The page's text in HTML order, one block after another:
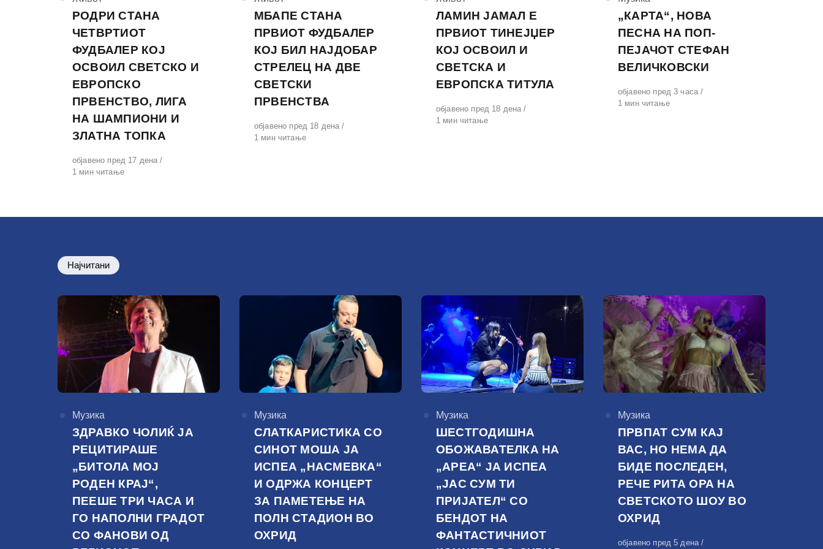
РОДРИ СТАНА
ЧЕТВРТИОТ
ФУДБАЛЕР КОЈ
ОСВОИЛ СВЕТСКО И
ЕВРОПСКО
ПРВЕНСТВО, ЛИГА
НА ШАМПИОНИ И
ЗЛАТНА ТОПКА
Објавено
на
објавено пред 17 дена
1 мин читање
МБАПЕ СТАНА
ПРВИОТ ФУДБАЛЕР
КОЈ БИЛ НАЈДОБАР
СТРЕЛЕЦ НА ДВЕ
СВЕТСКИ
ПРВЕНСТВА
Објавено
на
објавено пред 18 дена
1 мин читање
ЛАМИН ЈАМАЛ Е
ПРВИОТ ТИНЕЈЏЕР
КОЈ ОСВОИЛ И
СВЕТСКА И
ЕВРОПСКА ТИТУЛА
Објавено
на
објавено пред 18 дена
1 мин читање
„КАРТА“, НОВА
ПЕСНА НА ПОП-
ПЕЈАЧОТ СТЕФАН
ВЕЛИЧКОВСКИ
Објавено
на
објавено пред 3 часа
1 мин читање
Најчитани
КАтегорија
Музика
ЗДРАВКО ЧОЛИЌ ЈА
РЕЦИТИРАШЕ
„БИТОЛА МОЈ
РОДЕН КРАЈ“,
ПЕЕШЕ ТРИ ЧАСА И
ГО НАПОЛНИ ГРАДОТ
СО ФАНОВИ ОД
КАтегорија
Музика
СЛАТКАРИСТИКА СО
СИНОТ МОША ЈА
ИСПЕА „НАСМЕВКА“
И ОДРЖА КОНЦЕРТ
ЗА ПАМЕТЕЊЕ НА
ПОЛН СТАДИОН ВО
ОХРИД
КАтегорија
Музика
ШЕСТГОДИШНА
ОБОЖАВАТЕЛКА НА
„АРЕА“ ЈА ИСПЕА
„ЈАС СУМ ТИ
ПРИЈАТЕЛ“ СО
БЕНДОТ НА
ФАНТАСТИЧНИОТ
КАтегорија
Музика
ПРВПАТ СУМ КАЈ
ВАС, НО НЕМА ДА
БИДЕ ПОСЛЕДЕН,
РЕЧЕ РИТА ОРА НА
СВЕТСКОТО ШОУ ВО
ОХРИД
Објавено
објавено пред 5 дена